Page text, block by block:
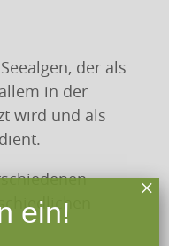
der als
in der
wird und als
ein!
×